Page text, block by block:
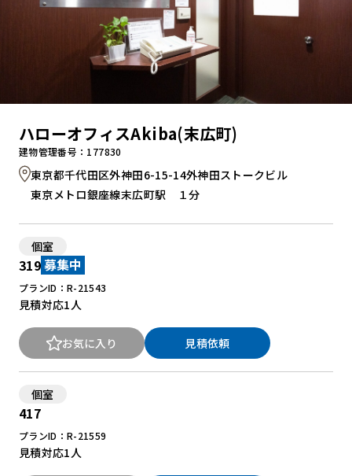
ハローオフィスAkiba(末広町)
建物管理番号：177830
東京都千代田区外神田6-15-14外神田ストークビル
東京メトロ銀座線末広町駅 １分
個室
319 募集中
プランID：R-21543
見積対応1人
お気に入り 見積依頼
個室
417
プランID：R-21559
見積対応1人